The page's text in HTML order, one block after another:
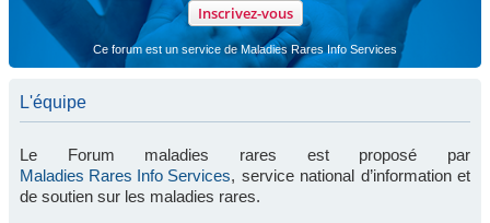
Inscrivez-vous
Ce forum est un service de Maladies Rares Info Services
L'équipe
Le Forum maladies rares est proposé par
Maladies Rares Info Services, service national d’information et
de soutien sur les maladies rares.